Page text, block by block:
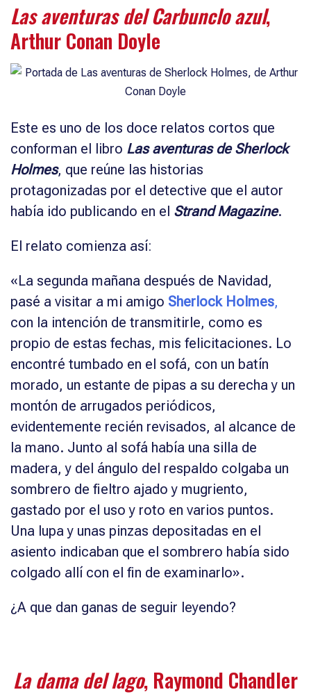
Las aventuras del Carbunclo azul,
Arthur Conan Doyle
Este es uno de los doce relatos cortos que
conforman el libro Las aventuras de Sherlock
Holmes, que reúne las historias
protagonizadas por el detective que el autor
había ido publicando en el Strand Magazine.
El relato comienza así:
«La segunda mañana después de Navidad,
pasé a visitar a mi amigo Sherlock Holmes,
con la intención de transmitirle, como es
propio de estas fechas, mis felicitaciones. Lo
encontré tumbado en el sofá, con un batín
morado, un estante de pipas a su derecha y un
montón de arrugados periódicos,
evidentemente recién revisados, al alcance de
la mano. Junto al sofá había una silla de
madera, y del ángulo del respaldo colgaba un
sombrero de fieltro ajado y mugriento,
gastado por el uso y roto en varios puntos.
Una lupa y unas pinzas depositadas en el
asiento indicaban que el sombrero había sido
colgado allí con el fin de examinarlo».
¿A que dan ganas de seguir leyendo?
La dama del lago, Raymond Chandler